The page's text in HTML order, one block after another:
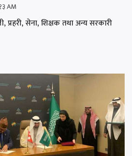
AM
प्रहरी, सेना, शिक्षक तथा अन्य सरकारी